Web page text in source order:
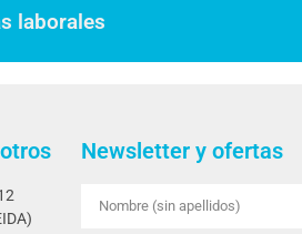
laborales
Newsletter y ofertas